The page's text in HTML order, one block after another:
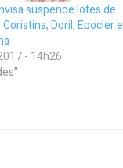
suspende lotes de
Doril, Epocler e
- 14h26